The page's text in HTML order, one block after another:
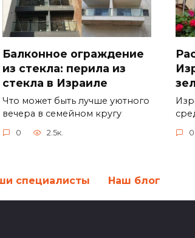
Балконное ограждение
из стекла: перила из
стекла в Израиле
Что может быть лучше уютного
вечера в семейном кругу
0 2.5к. 0
специалисты Наш блог